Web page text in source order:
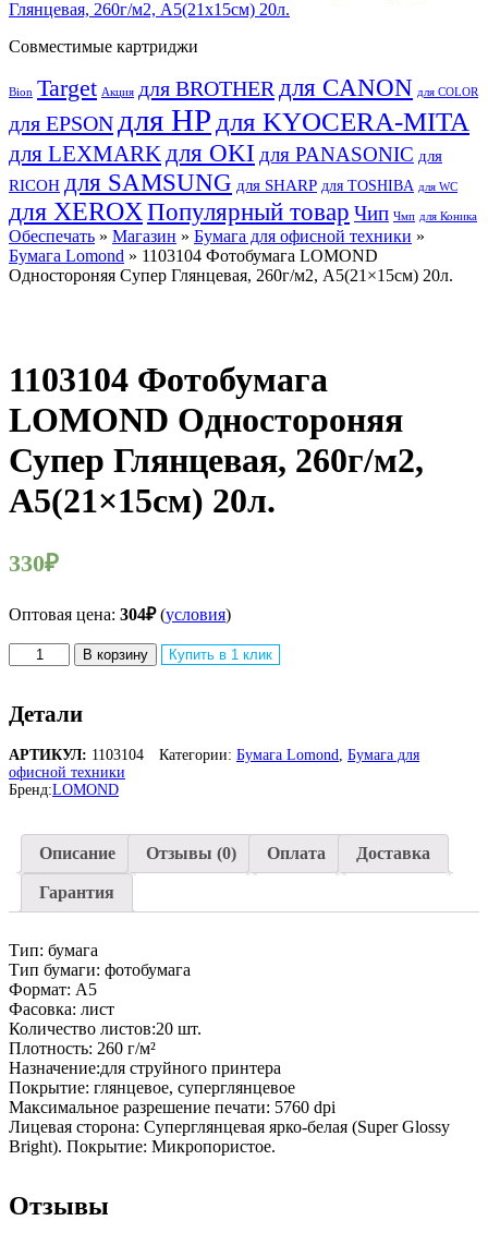
Совместимые картриджи
Bion Target Акция для BROTHER для CANON для COLOR
для EPSON для HP для KYOCERA-MITA
для LEXMARK для OKI для PANASONIC для
RICOH для SAMSUNG для SHARP для TOSHIBA для WC
для XEROX Популярный товар Чип Чмп для Коника
Обеспечать » Магазин » Бумага для офисной техники »
Бумага Lomond » 1103104 Фотобумага LOMOND
Одностороняя Супер Глянцевая, 260г/м2, A5(21×15см) 20л.
1103104 Фотобумага
LOMOND Одностороняя
Супер Глянцевая, 260г/м2,
A5(21×15см) 20л.
330₽
Оптовая цена: 304₽(условия)
Количество
товара
Фотобумага
LOMOND
Одностороняя
Супер
Глянцевая,
A5(21x15см)
20л.
В корзину Купить в 1 клик
Детали
АРТИКУЛ: 1103104 Категории: Бумага Lomond, Бумага для
офисной техники
Бренд:LOMOND
Описание Отзывы (0) Оплата Доставка
Гарантия
Тип: бумага
Тип бумаги: фотобумага
Формат: A5
Фасовка: лист
Количество листов:20 шт.
Плотность: 260 г/м²
Назначение:для струйного принтера
Покрытие: глянцевое, суперглянцевое
Максимальное разрешение печати: 5760 dpi
Лицевая сторона: Суперглянцевая ярко-белая (Super Glossy
Bright). Покрытие: Микропористое.
Отзывы